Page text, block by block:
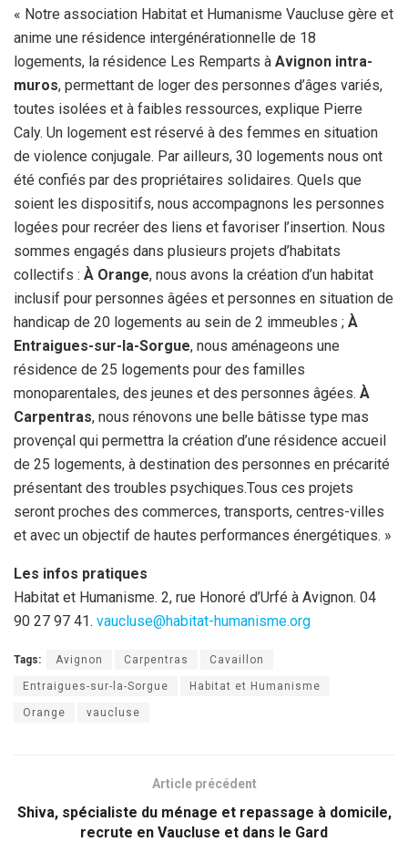
« Notre association Habitat et Humanisme Vaucluse gère et
anime une résidence intergénérationnelle de 18
logements, la résidence Les Remparts à Avignon intra-
muros, permettant de loger des personnes d’âges variés,
toutes isolées et à faibles ressources, explique Pierre
Caly. Un logement est réservé à des femmes en situation
de violence conjugale. Par ailleurs, 30 logements nous ont
été confiés par des propriétaires solidaires. Quels que
soient les dispositifs, nous accompagnons les personnes
logées pour recréer des liens et favoriser l’insertion. Nous
sommes engagés dans plusieurs projets d’habitats
collectifs : À Orange, nous avons la création d’un habitat
inclusif pour personnes âgées et personnes en situation de
handicap de 20 logements au sein de 2 immeubles ; À
Entraigues-sur-la-Sorgue, nous aménageons une
résidence de 25 logements pour des familles
monoparentales, des jeunes et des personnes âgées. À
Carpentras, nous rénovons une belle bâtisse type mas
provençal qui permettra la création d’une résidence accueil
de 25 logements, à destination des personnes en précarité
présentant des troubles psychiques.Tous ces projets
seront proches des commerces, transports, centres-villes
et avec un objectif de hautes performances énergétiques. »
Les infos pratiques
Habitat et Humanisme. 2, rue Honoré d’Urfé à Avignon. 04
90 27 97 41. vaucluse@habitat-humanisme.org
Tags: Avignon Carpentras Cavaillon
Entraigues-sur-la-Sorgue Habitat et Humanisme
Orange vaucluse
Article précédent
Shiva, spécialiste du ménage et repassage à domicile,
recrute en Vaucluse et dans le Gard